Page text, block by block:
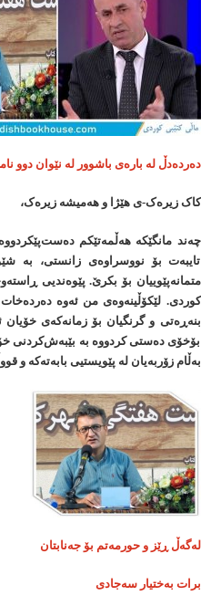
دەردەدڵ لە بارەی باشوور لە نێوان دوو
کاک زیرەک‌-ی هێژا و هەمیشە زیرەک،
چەند مانگێکە هەڵمەتێکم
تایبەت بۆ نووسراوەی زانستی، بە
متمانەپێوییان بۆ بکرێ. پێوەندیی
کوردی. لێکۆڵینەوەی من ئەوە
بنەڕەتی و گرنگیان بۆ زمانەکەی خۆیان
بۆخۆی دەستی کردووە بە بێبەش‌کردنی
بەڵام زۆربه‌یان لە پێویستیی بابەتەکە و
لەگەڵ ڕێز و حورمەتم بۆ جەنابتان
برات بەختیار سەجادی